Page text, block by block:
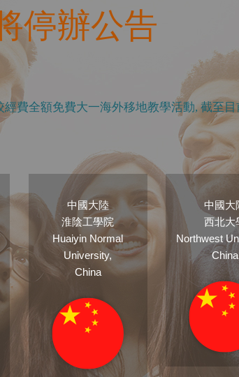
停辦公告
費全額免費大一海外移地教學活動,截至目
中國大陸
淮陰工學院
Huaiyin Normal
University,
China
中國大
西北大
Northwest
China